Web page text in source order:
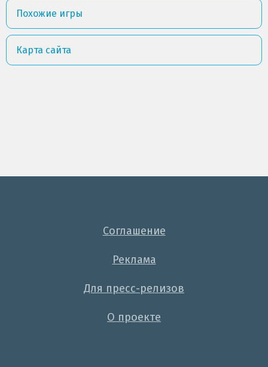
Похожие игры
Карта сайта
Соглашение
Реклама
Для пресс-релизов
О проекте